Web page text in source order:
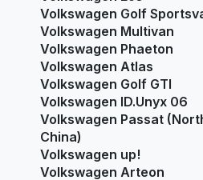
Volkswagen Golf
Volkswagen Multivan
Volkswagen Phaeton
Volkswagen Atlas
Volkswagen Golf GTI
Volkswagen ID.Unyx 06
Volkswagen Passat
China)
Volkswagen up!
Volkswagen Arteon